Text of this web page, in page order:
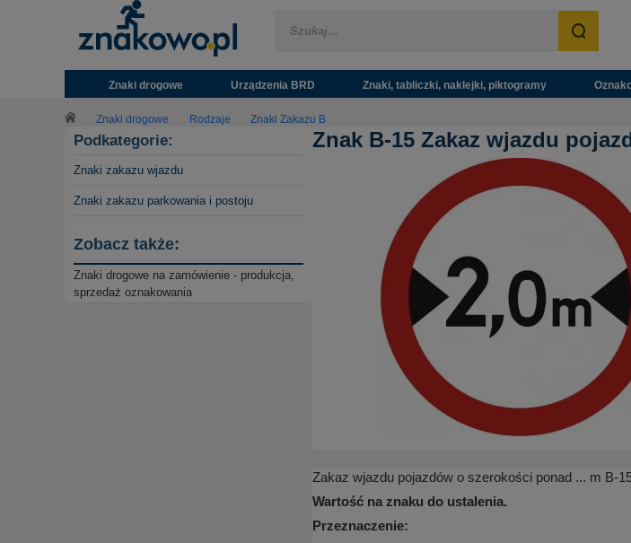
Znaki drogowe Urządzenia BRD Znaki, tabliczki, naklejki, piktogramy
Znaki drogowe Rodzaje Znaki Zakazu B
Podkategorie:
Znaki zakazu wjazdu
Znaki zakazu parkowania i postoju
Zobacz także:
Znaki drogowe na zamówienie - produkcja,
sprzedaż oznakowania
Znak B-15 Zakaz wjazdu
Zakaz wjazdu pojazdów o szerokości ponad ... m B-
Wartość na znaku do ustalenia.
Przeznaczenie: